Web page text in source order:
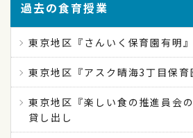
過去の食育授業
東京地区『さんいく保育園有明
東京地区『アスク晴海3丁目保育
東京地区『楽しい食の推進員会
貸し出し